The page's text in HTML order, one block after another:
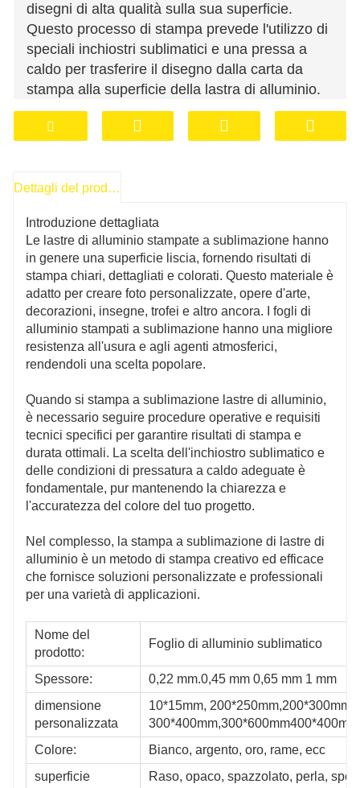
disegni di alta qualità sulla sua superficie.
Questo processo di stampa prevede l'utilizzo di
speciali inchiostri sublimatici e una pressa a
caldo per trasferire il disegno dalla carta da
stampa alla superficie della lastra di alluminio.
Quando vengono applicate la giusta
temperatura e pressione, l'inchiostro vaporizza
duratura.
Dettagli del prodotto
Introduzione dettagliata
Le lastre di alluminio stampate a sublimazione hanno
in genere una superficie liscia, fornendo risultati di
stampa chiari, dettagliati e colorati. Questo materiale è
adatto per creare foto personalizzate, opere d'arte,
decorazioni, insegne, trofei e altro ancora. I fogli di
alluminio stampati a sublimazione hanno una migliore
resistenza all'usura e agli agenti atmosferici,
rendendoli una scelta popolare.
Quando si stampa a sublimazione lastre di alluminio,
è necessario seguire procedure operative e requisiti
tecnici specifici per garantire risultati di stampa e
durata ottimali. La scelta dell'inchiostro sublimatico e
delle condizioni di pressatura a caldo adeguate è
fondamentale, pur mantenendo la chiarezza e
l'accuratezza del colore del tuo progetto.
Nel complesso, la stampa a sublimazione di lastre di
alluminio è un metodo di stampa creativo ed efficace
che fornisce soluzioni personalizzate e professionali
per una varietà di applicazioni.
Nome del
prodotto:
Foglio di alluminio sublimatico
Spessore:
0,22 mm.0,45 mm 0,65 mm 1 mm
dimensione
personalizzata
10*15mm,
Colore:
Bianco, argento, oro, rame, ecc
superficie
Raso, opaco, spazzolato, perla,